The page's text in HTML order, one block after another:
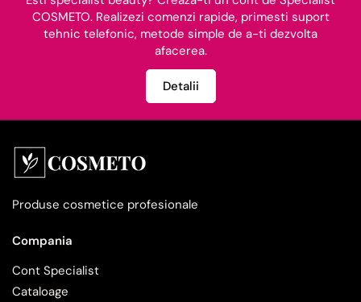
COSMETO. Realizezi comenzi rapide, primesti suport
tehnic telefonic, metode simple de a-ti dezvolta
afacerea.
Detalii
Produse cosmetice profesionale
Compania
Cont Specialist
Cataloage